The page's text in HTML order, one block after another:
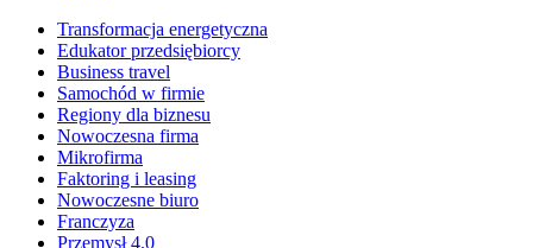
Transformacja energetyczna
Edukator przedsiębiorcy
Business travel
Samochód w firmie
Regiony dla biznesu
Nowoczesna firma
Mikrofirma
Faktoring i leasing
Nowoczesne biuro
Franczyza
Przemysł 4.0